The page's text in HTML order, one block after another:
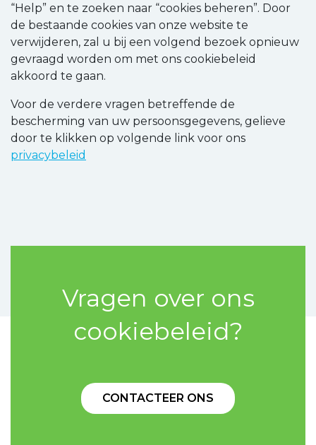
“Help” en te zoeken naar “cookies beheren”. Door
de bestaande cookies van onze website te
verwijderen, zal u bij een volgend bezoek opnieuw
gevraagd worden om met ons cookiebeleid
akkoord te gaan.
Voor de verdere vragen betreffende de
bescherming van uw persoonsgegevens, gelieve
door te klikken op volgende link voor ons
privacybeleid
Vragen over ons
cookiebeleid?
CONTACTEER ONS